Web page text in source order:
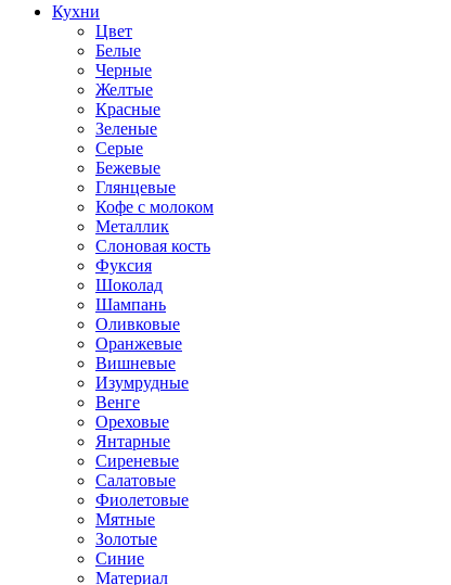
Кухни
Цвет
Белые
Черные
Желтые
Красные
Зеленые
Серые
Бежевые
Глянцевые
Кофе с молоком
Металлик
Слоновая кость
Фуксия
Шоколад
Шампань
Оливковые
Оранжевые
Вишневые
Изумрудные
Венге
Ореховые
Янтарные
Сиреневые
Салатовые
Фиолетовые
Мятные
Золотые
Синие
Материал